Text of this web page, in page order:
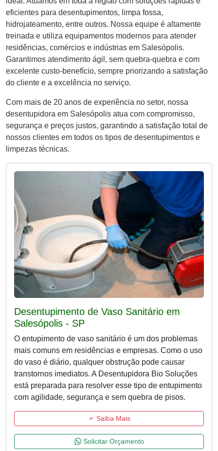
eficientes para desentupimentos, limpa fossa,
hidrojateamento, entre outros. Nossa equipe é altamente
treinada e utiliza equipamentos modernos para atender
residências, comércios e indústrias em Salesópolis.
Garantimos atendimento ágil, sem quebra-quebra e com
excelente custo-benefício, sempre priorizando a satisfação
do cliente e a excelência no serviço.
Com mais de 20 anos de experiência no setor, nossa
desentupidora em Salesópolis atua com compromisso,
segurança e preços justos, garantindo a satisfação total de
nossos clientes em todos os tipos de desentupimentos e
limpezas técnicas.
Desentupimento de Vaso Sanitário em
Salesópolis - SP
O entupimento de vaso sanitário é um dos problemas
mais comuns em residências e empresas. Como o uso
do vaso é diário, qualquer obstrução pode causar
transtornos imediatos. A Desentupidora Bio Soluções
está preparada para resolver esse tipo de entupimento
com agilidade, segurança e sem quebra de pisos.
Saiba Mais
Solicitar Orçamento